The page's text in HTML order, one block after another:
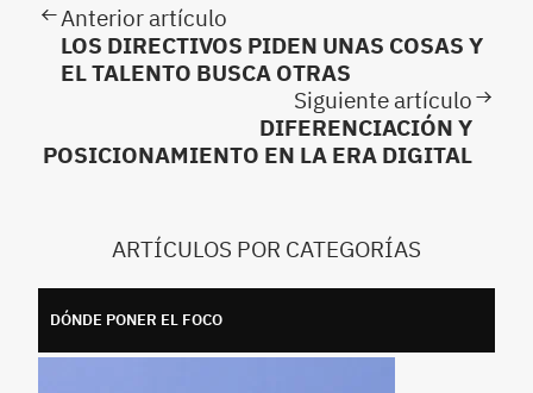
Anterior artículo
LOS DIRECTIVOS PIDEN UNAS COSAS Y
EL TALENTO BUSCA OTRAS
Siguiente artículo
DIFERENCIACIÓN Y
POSICIONAMIENTO EN LA ERA DIGITAL
ARTÍCULOS POR CATEGORÍAS
DÓNDE PONER EL FOCO